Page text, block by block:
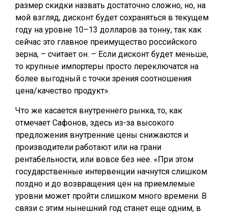
размер скидки назвать достаточно сложно, но, на
мой взгляд, дисконт будет сохраняться в текущем
году на уровне 10–13 долларов за тонну, так как
сейчас это главное преимущество российского
зерна, – считает он. – Если дисконт будет меньше,
то крупные импортеры просто переключатся на
более выгодный с точки зрения соотношения
цена/качество продукт».
Что же касается внутреннего рынка, то, как
отмечает Сафонов, здесь из-за высокого
предложения внутренние цены снижаются и
производители работают или на грани
рентабельности, или вовсе без нее. «При этом
государственные интервенции начнутся слишком
поздно и до возвращения цен на приемлемые
уровни может пройти слишком много времени. В
связи с этим нынешний год станет еще одним, в